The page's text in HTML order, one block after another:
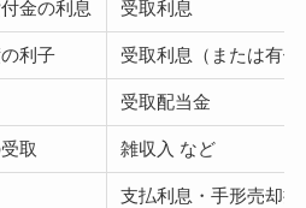
金の利息 受取利息
利子 受取利息（または有
受取配当金
取 雑収入 など
支払利息・手形売却損